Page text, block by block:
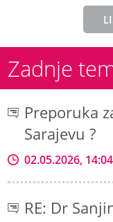
Zadnje
Preporuka
Sarajevu ?
02.05.2026, 14:04
RE: Dr